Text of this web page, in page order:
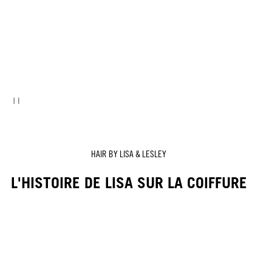
HAIR BY LISA & LESLEY
L'HISTOIRE DE LISA SUR LA COIFFURE